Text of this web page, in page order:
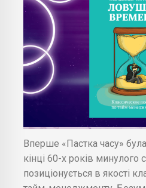
Вперше «Пастка часу»
кінці 60-х років минулого
позиціонується в якості